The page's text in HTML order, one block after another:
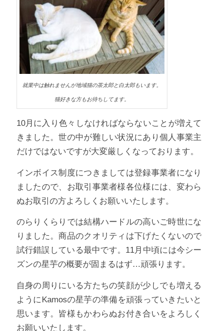
就業中は触れませんが地域猫の茶太郎と白太郎もいます。
猫好きな方もお待ちしてます。
10月に入り色々しなければならないことが増えて
きました。世の中が難しい状況にあり個人事業主
だけではないですが大変厳しくなっております。
インボイス制度につきましては登録事業者になり
ましたので、お取引事業者様各位様には、変わら
ぬお取引の方よろしくお願いいたします。
のらりくらりでは結構ハードルの高いご時世にな
りました。商品のクオリティは下げたくないので
試行錯誤している最中です。11月中頃には今シー
ズンの星芋の概要が固まるはず…頑張ります。
自身の周りにいる方たちの笑顔が少しでも増える
ようにKamosの星芋の準備を頑張っていきたいと
思います。皆様もかわらぬお付き合いをよろしく
お願いいたします。